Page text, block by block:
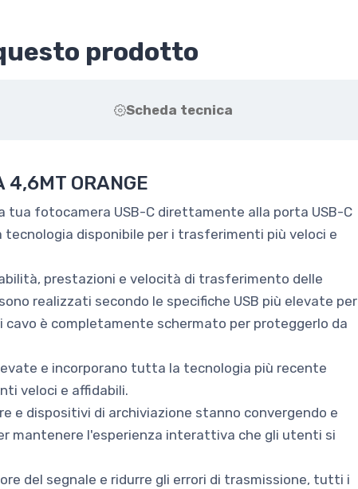
prodotto
Scheda tecnica
4,6MT ORANGE
tua fotocamera USB-C direttamente alla porta USB-C
disponibile per i trasferimenti più veloci e
prestazioni e velocità di trasferimento delle
realizzati secondo le specifiche USB più elevate per
cavo è completamente schermato per proteggerlo da
e incorporano tutta la tecnologia più recente
veloci e affidabili.
e dispositivi di archiviazione stanno convergendo e
mantenere l'esperienza interattiva che gli utenti si
del segnale e ridurre gli errori di trasmissione, tutti i